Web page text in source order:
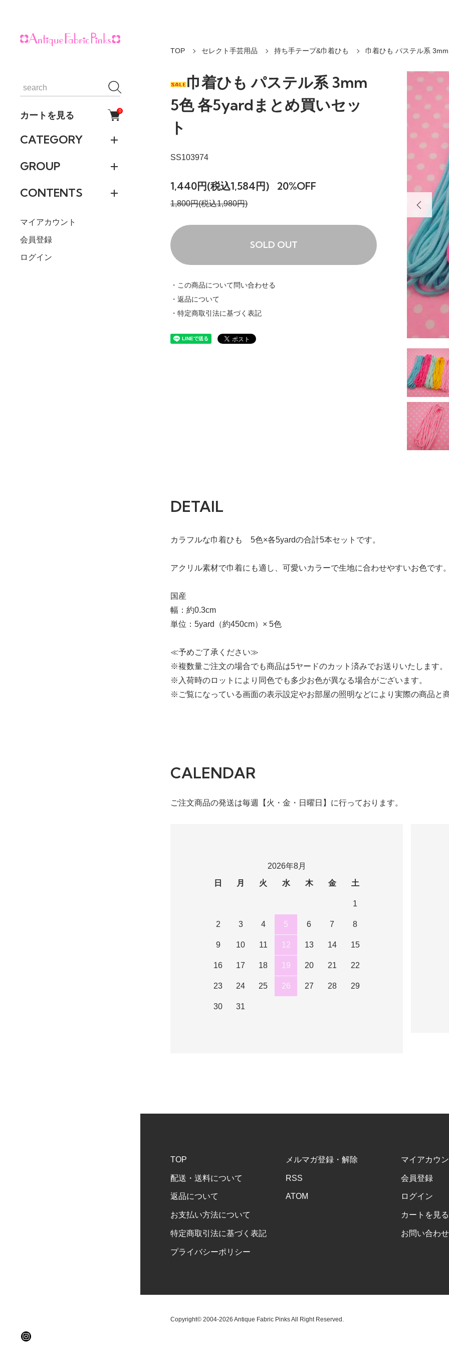
カートを見る 0
CATEGORY
GROUP
CONTENTS
マイアカウント
会員登録
ログイン
TOP セレクト手芸用品 持ち手テープ&巾着ひも 巾着ひも パステル系 3mm
巾着ひも パステル系 3mm
5色 各5yardまとめ買いセッ
ト
SS103974
1,440円(税込1,584円) 20%OFF
1,800円(税込1,980円)
SOLD OUT
・この商品について問い合わせる
・返品について
・特定商取引法に基づく表記
DETAIL
カラフルな巾着ひも 5色×各5yardの合計5本セットです。
アクリル素材で巾着にも適し、可愛いカラーで生地に合わせやすいお色です
国産
幅：約0.3cm
単位：5yard（約450cm）× 5色
≪予めご了承ください≫
※複数量ご注文の場合でも商品は5ヤードのカット済みでお送りいたします。
※入荷時のロットにより同色でも多少お色が異なる場合がございます。
※ご覧になっている画面の表示設定やお部屋の照明などにより実際の商品と
CALENDAR
ご注文商品の発送は毎週【火・金・日曜日】に行っております。
2026年8月
日
月 火 水 木 金 土
1
2 3 4 5 6 7 8
9 10 11 12 13 14 15
16 17 18 19 20 21 22
23 24 25 26 27 28 29
30 31
TOP
配送・送料について
返品について
お支払い方法について
特定商取引法に基づく表記
プライバシーポリシー
メルマガ登録・解除
RSS
ATOM
マイアカウ
会員登録
ログイン
カートを見る
お問い合わせ
Copyright© 2004-2026 Antique Fabric Pinks All Right Reserved.